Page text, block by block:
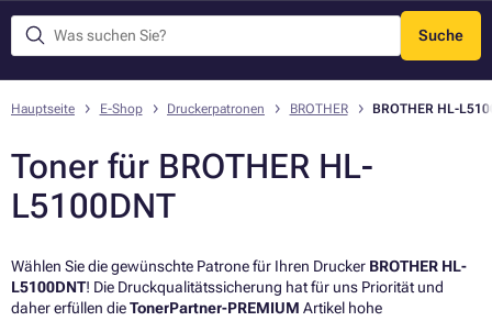
Suche
Menü
Hauptseite E-Shop Druckerpatronen BROTHER BROTHER HL-
Toner für BROTHER HL-
L5100DNT
Wählen Sie die gewünschte Patrone für Ihren Drucker BROTHER HL-
L5100DNT! Die Druckqualitätssicherung hat für uns Priorität und
daher erfüllen dieTonerPartner-PREMIUM Artikel hohe